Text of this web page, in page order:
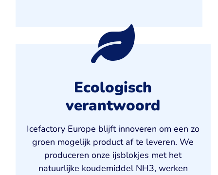
Ecologisch
verantwoord
Icefactory Europe blijft innoveren om een zo
groen mogelijk product af te leveren. We
produceren onze ijsblokjes met het
natuurlijke koudemiddel NH3, werken